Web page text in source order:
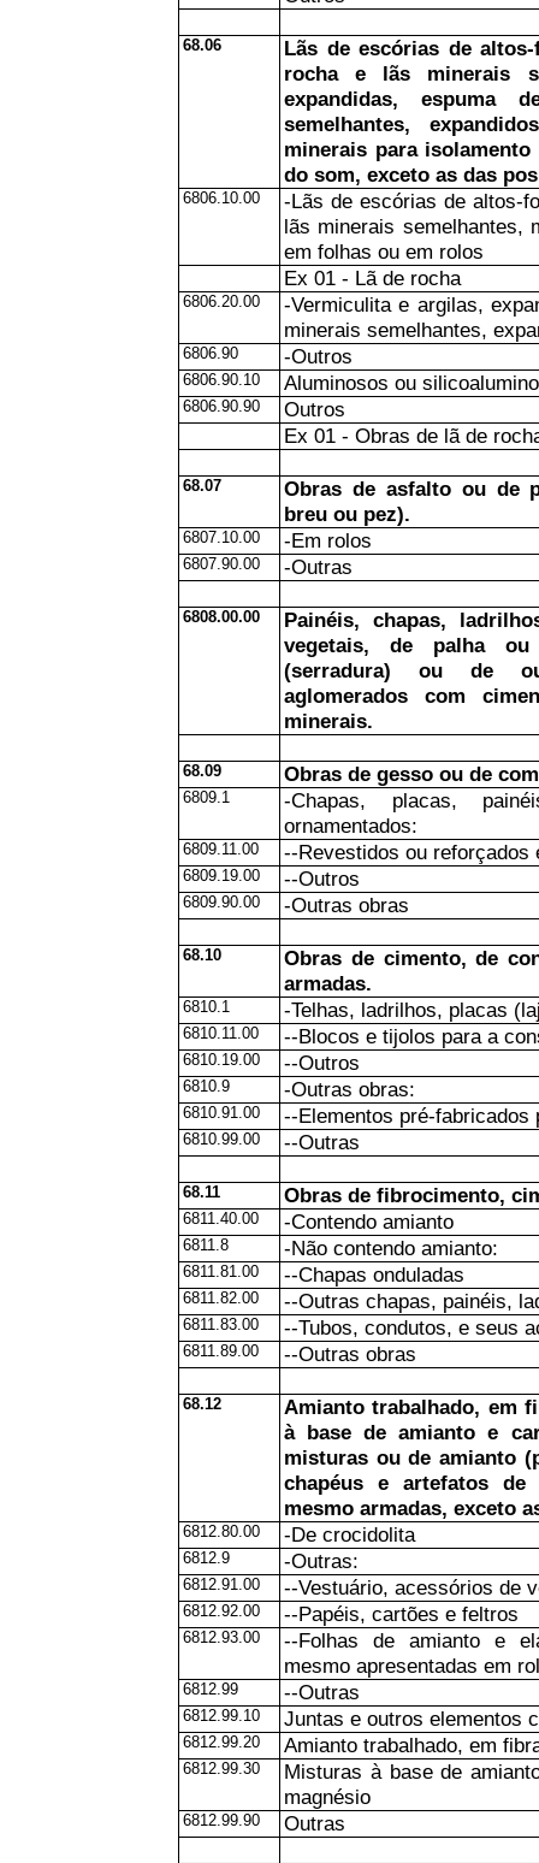
68.06
Lãs de escórias de
rocha e lãs minerais
expandidas, espuma
semelhantes,
minerais para
do som, exceto as das
6806.10.00
-Lãs de escórias de altos-
lãs minerais semelhantes,
em folhas ou em rolos
Ex 01 - Lã de rocha
6806.20.00
-Vermiculita e argilas,
minerais semelhantes,
6806.90 -Outros
6806.90.10 Aluminosos ou
6806.90.90
Outros
Ex 01 - Obras de lã de
68.07
Obras de asfalto ou de
breu ou pez).
6807.10.00 -Em rolos
6807.90.00 -Outras
6808.00.00
Painéis, chapas,
vegetais, de palha ou
(serradura) ou de
aglomerados com
minerais.
68.09 Obras de gesso ou de
6809.1
-Chapas, placas,
ornamentados:
6809.11.00 --Revestidos ou reforçados
6809.19.00 --Outros
6809.90.00 -Outras obras
68.10
Obras de cimento, de
armadas.
6810.1 -Telhas, ladrilhos, placas
6810.11.00 --Blocos e tijolos para a
6810.19.00 --Outros
6810.9 -Outras obras:
6810.91.00 --Elementos pré-
6810.99.00 --Outras
68.11 Obras de fibrocimento,
6811.40.00 -Contendo amianto
6811.8 -Não contendo amianto:
6811.81.00 --Chapas onduladas
6811.82.00 --Outras chapas, painéis,
6811.83.00 --Tubos, condutos, e seus
6811.89.00 --Outras obras
68.12
Amianto trabalhado, em
à base de amianto e
misturas ou de amianto
chapéus e artefatos de
mesmo armadas, exceto
6812.80.00 -De crocidolita
6812.9 -Outras:
6812.91.00 --Vestuário, acessórios de
6812.92.00 --Papéis, cartões e feltros
6812.93.00
--Folhas de amianto e
mesmo apresentadas em
6812.99 --Outras
6812.99.10 Juntas e outros elementos
6812.99.20 Amianto trabalhado, em
6812.99.30
Misturas à base de
magnésio
6812.99.90 Outras